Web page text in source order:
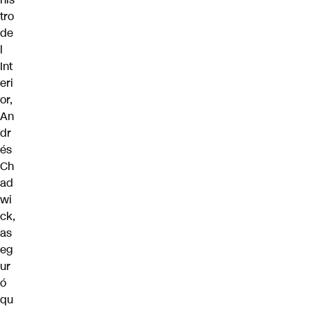
tro
de
l
Int
eri
or,
An
dr
és
Ch
ad
wi
ck,
as
eg
ur
ó
qu